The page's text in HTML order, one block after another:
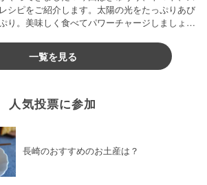
シピをご紹介します。太陽の光をたっぷりあび
り。美味しく食べてパワーチャージしましょう
一覧を見る
人気投票に参加
長崎のおすすめのお土産は？